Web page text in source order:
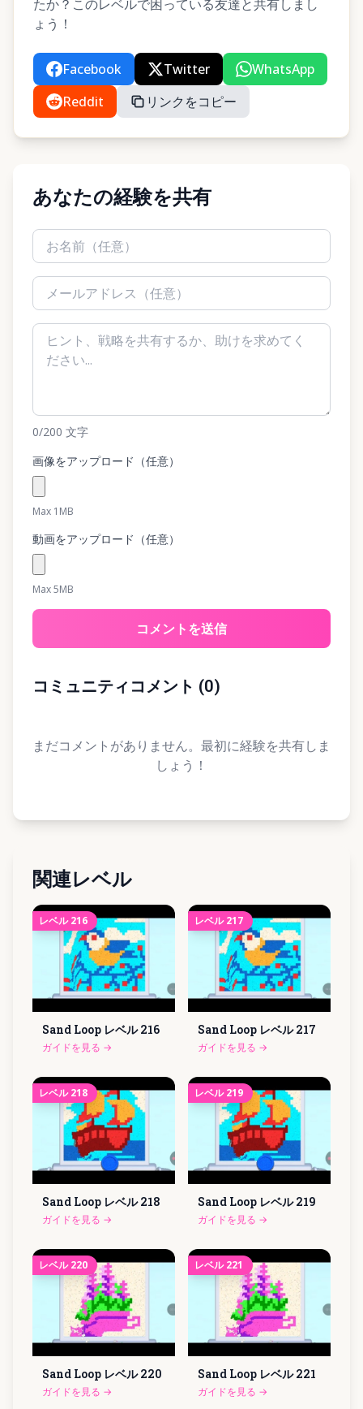
たか？このレベルで困っている友達と共有しまし
ょう！
Facebook Twitter
WhatsApp
Reddit
リンクをコピー
あなたの経験を共有
0/200 文字
画像をアップロード（任意）
Max 1MB
動画をアップロード（任意）
Max 5MB
コメントを送信
コミュニティコメント (0)
まだコメントがありません。最初に経験を共有しま
しょう！
関連レベル
レベル 216
Sand Loop レベル 216
ガイドを見る →
レベル 217
Sand Loop レベル 217
ガイドを見る →
レベル 218
Sand Loop レベル 218
ガイドを見る →
レベル 219
Sand Loop レベル 219
ガイドを見る →
レベル 220
Sand Loop レベル 220
ガイドを見る →
レベル 221
Sand Loop レベル 221
ガイドを見る →